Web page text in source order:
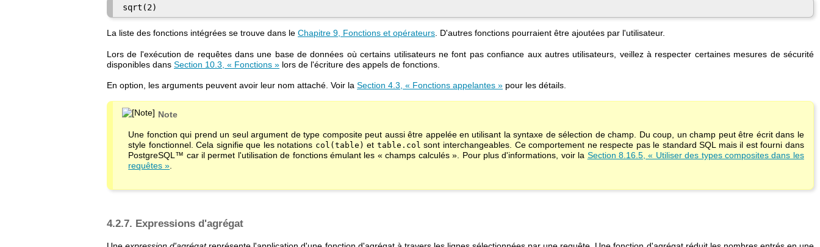
sqrt(2)
La liste des fonctions intégrées se trouve dans le Chapitre 9, Fonctions et opérateurs. D'autres fonctions pourraient être ajoutées par l'utilisateur.
Lors de l'exécution de requêtes dans une base de données où certains utilisateurs ne font pas confiance aux autres utilisateurs, veillez à respecter certaines mesures de sécurité
disponibles dans Section 10.3, « Fonctions » lors de l'écriture des appels de fonctions.
En option, les arguments peuvent avoir leur nom attaché. Voir la Section 4.3, « Fonctions appelantes » pour les détails.
Note
Une fonction qui prend un seul argument de type composite peut aussi être appelée en utilisant la syntaxe de sélection de champ. Du coup, un champ peut être écrit dans le
style fonctionnel. Cela signifie que les notations col(table) et table.col sont interchangeables. Ce comportement ne respecte pas le standard SQL mais il est fourni dans
PostgreSQL ™ car il permet l'utilisation de fonctions émulant les «champs calculés» . Pour plus d'informations, voir la Section 8.16.5, « Utiliser des types composites dans les
requêtes »
4.2.7. Expressions d'agrégat